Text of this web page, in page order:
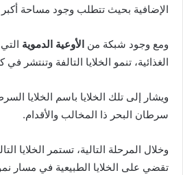
الإضافية بحيث تتطلب وجود مساحة أكبر
ومع وجود شبكة من الأوعية الدموية
الغذائية، تنمو الخلايا التالفة وتنتشر في
ويشار إلى تلك الخلايا باسم الخلايا
سرطان البحر ذا المخالب والأقدام.
وخلال المرحلة التالية، تستمر الخلايا
تقضي على الخلايا الطبيعية في مسار